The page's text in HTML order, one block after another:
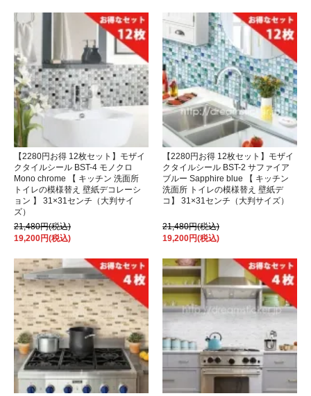
【2280円お得 12枚セット】モザイ
クタイルシール BST-4 モノクロ
Mono chrome 【 キッチン 洗面所
トイレの模様替え 壁紙デコレーシ
ョン 】 31×31センチ（大判サイ
ズ）
21,480円(税込)
19,200円(税込)
【2280円お得 12枚セット】モザイ
クタイルシール BST-2 サファイア
ブルー Sapphire blue 【 キッチン
洗面所 トイレの模様替え 壁紙デ
コ】 31×31センチ（大判サイズ）
21,480円(税込)
19,200円(税込)